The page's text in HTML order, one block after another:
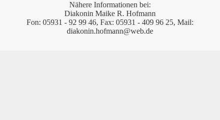
Nähere Informationen bei:
Diakonin Maike R. Hofmann
Fon: 05931 - 92 99 46, Fax: 05931 - 409 96 25, Mail:
diakonin.hofmann@web.de